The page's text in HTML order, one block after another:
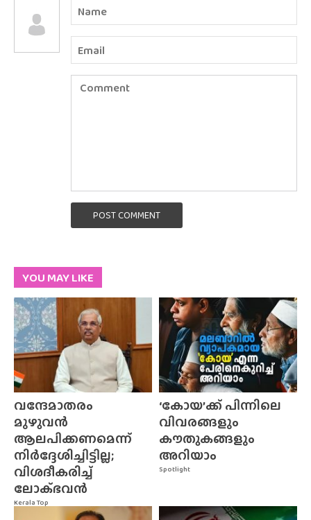
POST COMMENT
YOU MAY LIKE
Kerala Top
വന്ദേമാതരം
മുഴുവൻ
ആലപിക്കണമെന്ന്
നിർദ്ദേശിച്ചിട്ടില്ല;
വിശദീകരിച്ച്
ലോക്‌ഭവൻ
Spotlight
‘കോയ’ക്ക് പിന്നിലെ
വിവരങ്ങളും
കൗതുകങ്ങളും
അറിയാം